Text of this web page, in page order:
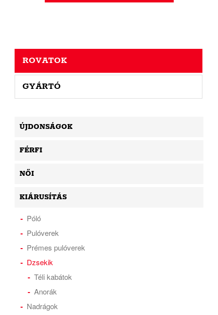
ROVATOK
GYÁRTÓ
ÚJDONSÁGOK
FÉRFI
NŐI
KIÁRUSÍTÁS
Póló
Pulóverek
Prémes pulóverek
Dzsekik
Téli kabátok
Anorák
Nadrágok